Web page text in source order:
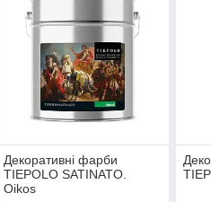
Декоративні фарби
TIEPOLO SATINATO.
Oikos